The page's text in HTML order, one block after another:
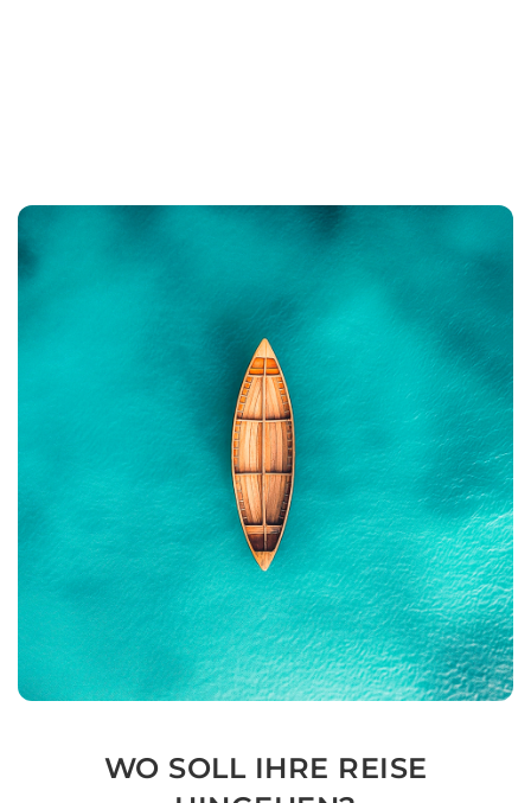
WO SOLL IHRE REISE